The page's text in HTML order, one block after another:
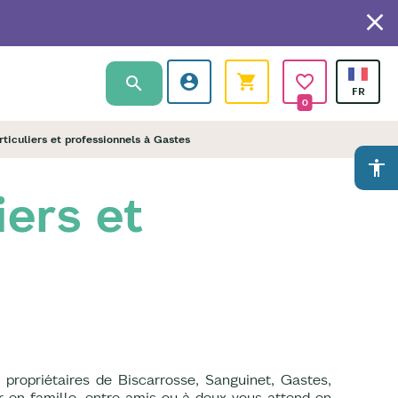
0
et professionnels à Gastes
accessibility
et
de Biscarrosse, Sanguinet, Gastes,